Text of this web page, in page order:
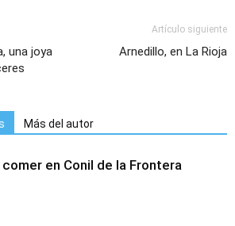
una joya
Artículo siguiente
Arnedillo, en La Rioja
Más del autor
comer en Conil de la Frontera